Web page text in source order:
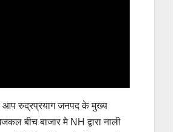
आप रुद्रप्रयाग जनपद के मुख्य
बीच बाजार मे NH द्वारा नाली